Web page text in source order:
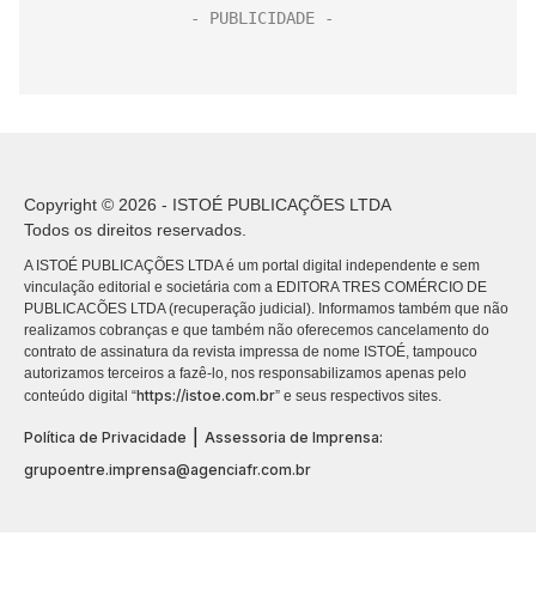
Copyright © 2026 - ISTOÉ PUBLICAÇÕES LTDA
Todos os direitos reservados.
A ISTOÉ PUBLICAÇÕES LTDA é um portal digital independente e sem
vinculação editorial e societária com a EDITORA TRES COMÉRCIO DE
PUBLICACÕES LTDA (recuperação judicial). Informamos também que não
realizamos cobranças e que também não oferecemos cancelamento do
contrato de assinatura da revista impressa de nome ISTOÉ, tampouco
autorizamos terceiros a fazê-lo, nos responsabilizamos apenas pelo
conteúdo digital “https://istoe.com.br” e seus respectivos sites.
Política de Privacidade
Assessoria de Imprensa:
grupoentre.imprensa@agenciafr.com.br